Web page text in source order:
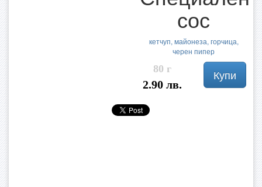
сос
кетчуп, майонеза, горчица,
черен пипер
80 г
2.90 лв.
Купи